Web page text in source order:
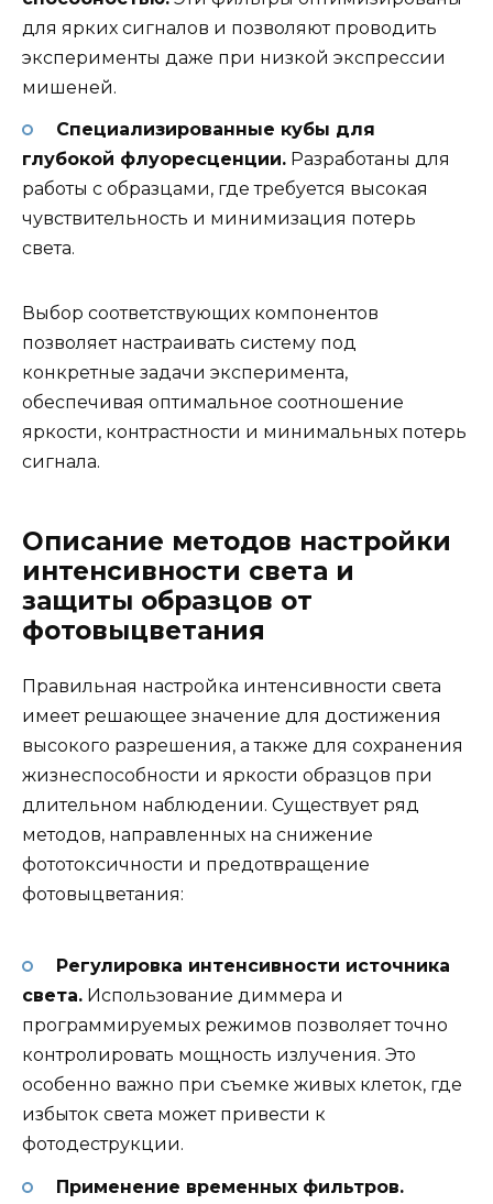
для ярких сигналов и позволяют проводить
эксперименты даже при низкой экспрессии
мишеней.
Специализированные кубы для
глубокой флуоресценции. Разработаны для
работы с образцами, где требуется высокая
чувствительность и минимизация потерь
света.
Выбор соответствующих компонентов
позволяет настраивать систему под
конкретные задачи эксперимента,
обеспечивая оптимальное соотношение
яркости, контрастности и минимальных потерь
сигнала.
Описание методов настройки
интенсивности света и
защиты образцов от
фотовыцветания
Правильная настройка интенсивности света
имеет решающее значение для достижения
высокого разрешения, а также для сохранения
жизнеспособности и яркости образцов при
длительном наблюдении. Существует ряд
методов, направленных на снижение
фототоксичности и предотвращение
фотовыцветания:
Регулировка интенсивности источника
света. Использование диммера и
программируемых режимов позволяет точно
контролировать мощность излучения. Это
особенно важно при съемке живых клеток, где
избыток света может привести к
фотодеструкции.
Применение временных фильтров.